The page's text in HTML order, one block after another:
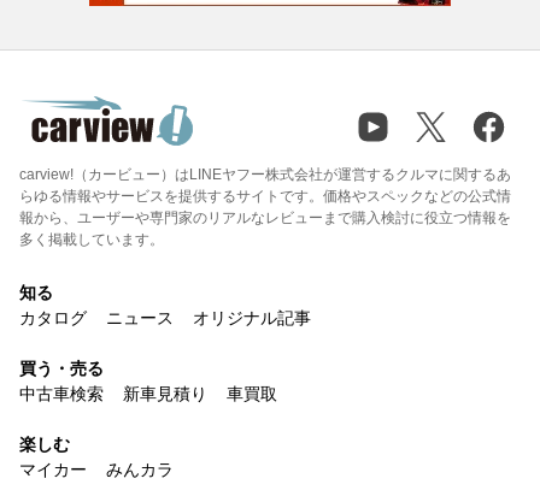
carview!（カービュー）はLINEヤフー株式会社が運営するクルマに関するあ
らゆる情報やサービスを提供するサイトです。価格やスペックなどの公式情
報から、ユーザーや専門家のリアルなレビューまで購入検討に役立つ情報を
多く掲載しています。
知る
カタログ
ニュース オリジナル記事
買う・売る
中古車検索
新車見積り 車買取
楽しむ
マイカー
みんカラ